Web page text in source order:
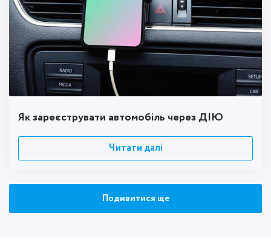
Як зареєструвати автомобіль через ДІЮ
Читати далі
Подивитися ще